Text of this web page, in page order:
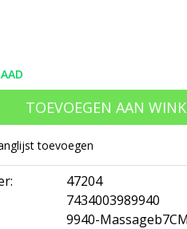
TOEVOEGEN AAN
toevoegen
47204
7434003989940
9940-